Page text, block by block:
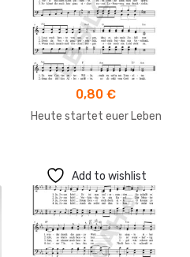
0,80 €
Heute startet euer Leben
Add to wishlist